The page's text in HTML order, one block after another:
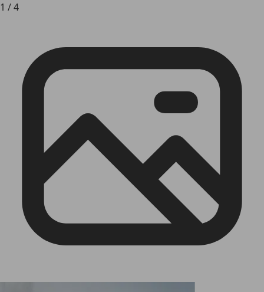
1 /4